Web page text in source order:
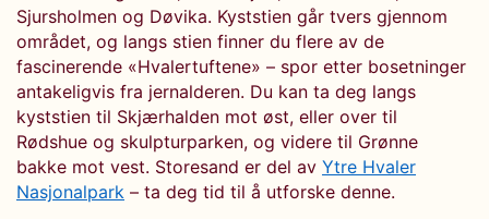
Sjursholmen og Døvika. Kyststien går tvers gjennom
området, og langs stien finner du flere av de
fascinerende «Hvalertuftene» – spor etter bosetninger
antakeligvis fra jernalderen. Du kan ta deg langs
kyststien til Skjærhalden mot øst, eller over til
Rødshue og skulpturparken, og videre til Grønne
bakke mot vest. Storesand er del av Ytre Hvaler
Nasjonalpark – ta deg tid til å utforske denne.